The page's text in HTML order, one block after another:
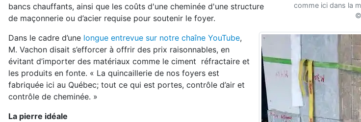
comme ici dans la
bancs chauffants, ainsi que les coûts d'une cheminée d'une structure
de maçonnerie ou d’acier requise pour soutenir le foyer.
Dans le cadre d’une longue entrevue sur notre chaîne YouTube,
M. Vachon disait s’efforcer à offrir des prix raisonnables, en
évitant d’importer des matériaux comme le ciment réfractaire et
les produits en fonte. « La quincaillerie de nos foyers est
fabriquée ici au Québec; tout ce qui est portes, contrôle d’air et
contrôle de cheminée. »
La pierre idéale